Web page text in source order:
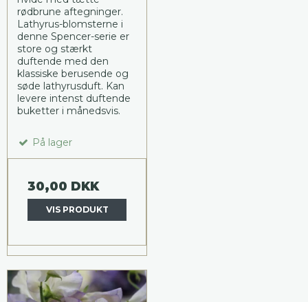
rødbrune aftegninger.
Lathyrus-blomsterne i
denne Spencer-serie er
store og stærkt
duftende med den
klassiske berusende og
søde lathyrusduft. Kan
levere intenst duftende
buketter i månedsvis.
På lager
30,00 DKK
VIS PRODUKT